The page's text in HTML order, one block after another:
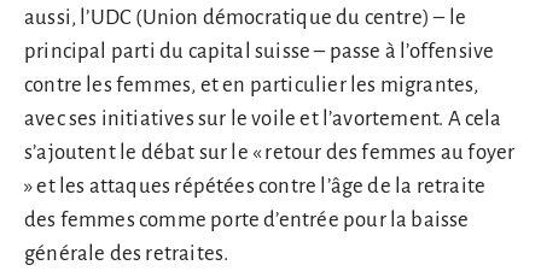
aussi, l’UDC (Union démocratique du centre) – le
principal parti du capital suisse – passe à l’offensive
contre les femmes, et en particulier les migrantes,
avec ses initiatives sur le voile et l’avortement. A cela
s’ajoutent le débat sur le « retour des femmes au foyer
» et les attaques répétées contre l’âge de la retraite
des femmes comme porte d’entrée pour la baisse
générale des retraites.